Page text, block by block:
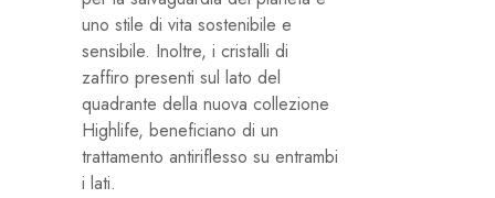
uno stile di vita sostenibile e
sensibile. Inoltre, i cristalli di
zaffiro presenti sul lato del
quadrante della nuova collezione
Highlife, beneficiano di un
trattamento antiriflesso su entrambi
i lati.